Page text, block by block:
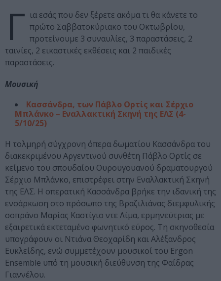
Γ ια εσάς που δεν ξέρετε ακόμα τι θα κάνετε το
πρώτο Σαββατοκύριακο του Οκτωβρίου,
προτείνουμε 3 συναυλίες, 3 παραστάσεις, 2
ταινίες, 2 εικαστικές εκθέσεις και 2 παιδικές
παραστάσεις.
Μουσική
Κασσάνδρα, των Πάβλο Ορτίς και Σέρχιο
Μπλάνκο – Εναλλακτική Σκηνή της ΕΛΣ (4-
5/10/25)
Η τολμηρή σύγχρονη όπερα δωματίου Κασσάνδρα του
διακεκριμένου Αργεντινού συνθέτη Πάβλο Ορτίς σε
κείμενο του σπουδαίου Ουρουγουανού δραματουργού
Σέρχιο Μπλάνκο, επιστρέφει στην Εναλλακτική Σκηνή
της ΕΛΣ. Η οπερατική Κασσάνδρα βρήκε την ιδανική της
ενσάρκωση στο πρόσωπο της Βραζιλιάνας διεμφυλικής
σοπράνο Μαρίας Καστίγιο ντε Λίμα, ερμηνεύτριας με
εξαιρετικά εκτεταμένο φωνητικό εύρος. Τη σκηνοθεσία
υπογράφουν οι Ντιάνα Θεοχαρίδη και Αλέξανδρος
Ευκλείδης, ενώ συμμετέχουν μουσικοί του Ergon
Ensemble υπό τη μουσική διεύθυνση της Φαίδρας
Γιαννέλου.